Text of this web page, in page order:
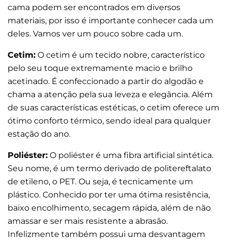
cama podem ser encontrados em diversos
materiais, por isso é importante conhecer cada um
deles. Vamos ver um pouco sobre cada um.
Cetim: O cetim é um tecido nobre, característico
pelo seu toque extremamente macio e brilho
acetinado. É confeccionado a partir do algodão e
chama a atenção pela sua leveza e elegância. Além
de suas características estéticas, o cetim oferece um
ótimo conforto térmico, sendo ideal para qualquer
estação do ano.
Poliéster: O poliéster é uma fibra artificial sintética.
Seu nome, é um termo derivado de politereftalato
de etileno, o PET. Ou seja, é tecnicamente um
plástico. Conhecido por ter uma ótima resistência,
baixo encolhimento, secagem rápida, além de não
amassar e ser mais resistente a abrasão.
Infelizmente também possui uma desvantagem